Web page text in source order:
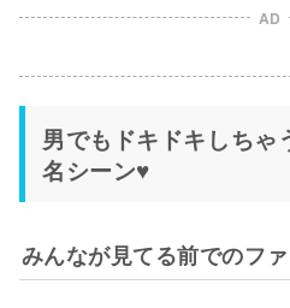
AD
男でもドキドキしちゃ
名シーン♥
みんなが見てる前でのフ